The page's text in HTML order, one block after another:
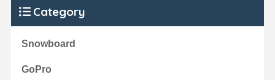
Category
Snowboard
GoPro